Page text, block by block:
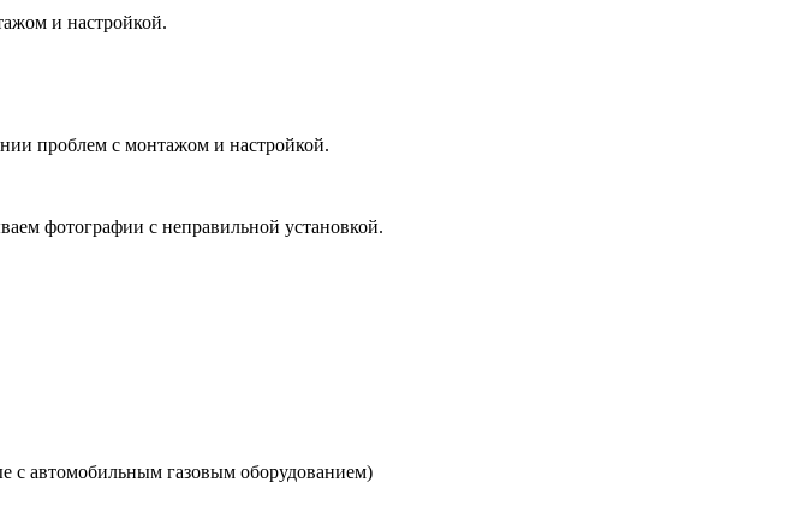
и настройкой.
проблем с монтажом и настройкой.
фотографии с неправильной установкой.
с автомобильным газовым оборудованием)